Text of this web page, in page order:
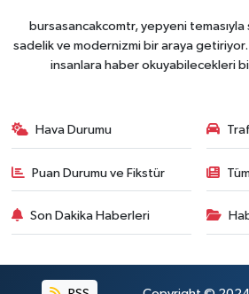
bursasancakcomtr, yepyeni
sadelik ve modernizmi bir araya getiriyor.
insanlara haber okuyabilecekleri
Hava Durumu
Puan Durumu ve Fikstür
Son Dakika Haberleri